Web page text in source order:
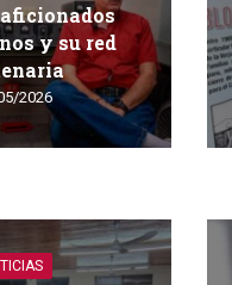
y su red
2026